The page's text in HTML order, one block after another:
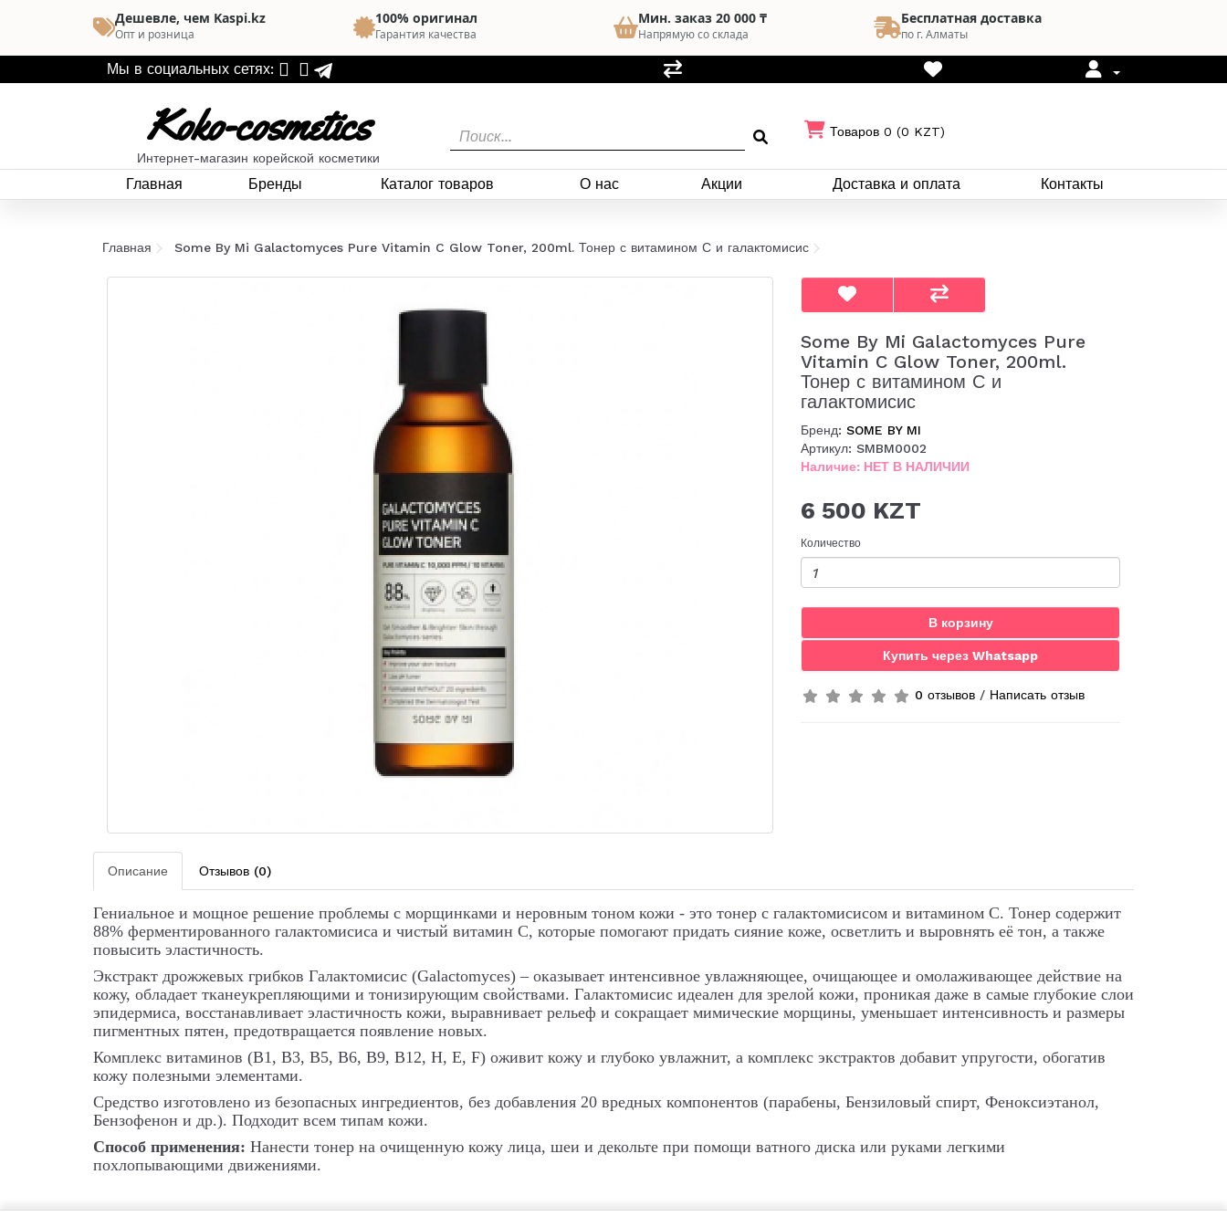
Дешевле, чем Kaspi.kz
Опт и розница
100% оригинал
Гарантия качества
Мин. заказ 20 000 ₸
Напрямую со склада
Бесплатная доставка
по г. Алматы
Мы в социальных сетях:
Koko-cosmetics
Интернет-магазин корейской косметики
Товаров 0 (0 KZT)
Главная Бренды Каталог товаров О нас Акции Доставка и оплата Контакты
Главная Some By Mi Galactomyces Pure Vitamin C Glow Toner, 200ml. Тонер с витамином С и галактомисис
Some By Mi Galactomyces Pure
Vitamin C Glow Toner, 200ml.
Тонер с витамином С и
галактомисис
Бренд: SOME BY MI
Артикул: SMBM0002
Наличие: НЕТ В НАЛИЧИИ
6 500 KZT
Количество
В корзину
Купить через Whatsapp
0 отзывов / Написать отзыв
Описание Отзывов (0)
Гениальное и мощное решение проблемы с морщинками и неровным тоном кожи - это тонер с галактомисисом и витамином С. Тонер содержит
88% ферментированного галактомисиса и чистый витамин С, которые помогают придать сияние коже, осветлить и выровнять её тон, а также
повысить эластичность.
Экстракт дрожжевых грибков Галактомисис (Galactomyces) – оказывает интенсивное увлажняющее, очищающее и омолаживающее действие на
кожу, обладает тканеукрепляющими и тонизирующим свойствами. Галактомисис идеален для зрелой кожи, проникая даже в самые глубокие слои
эпидермиса, восстанавливает эластичность кожи, выравнивает рельеф и сокращает мимические морщины, уменьшает интенсивность и размеры
пигментных пятен, предотвращается появление новых.
Комплекс витаминов (В1, В3, В5, В6, В9, В12, Н, Е, F) оживит кожу и глубоко увлажнит, а комплекс экстрактов добавит упругости, обогатив
кожу полезными элементами.
Средство изготовлено из безопасных ингредиентов, без добавления 20 вредных компонентов (парабены, Бензиловый спирт, Феноксиэтанол,
Бензофенон и др.). Подходит всем типам кожи.
Способ применения: Нанести тонер на очищенную кожу лица, шеи и декольте при помощи ватного диска или руками легкими
похлопывающими движениями.